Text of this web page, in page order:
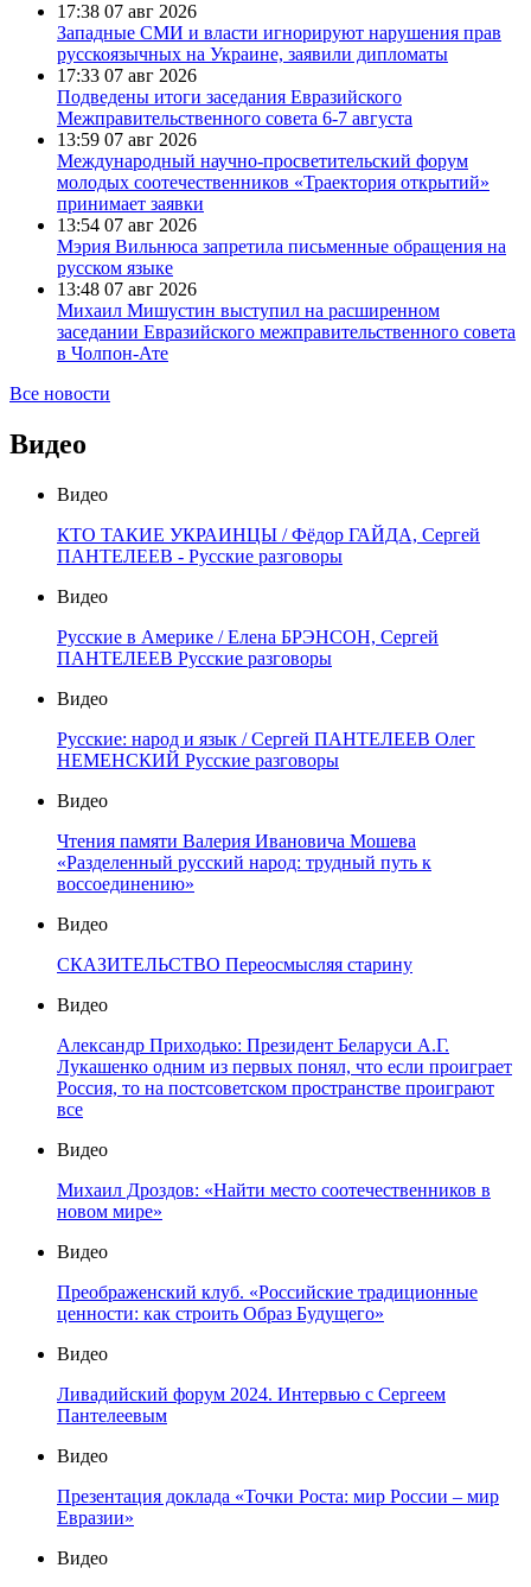
17:38 07 авг 2026
Западные СМИ и власти игнорируют нарушения прав
русскоязычных на Украине, заявили дипломаты
17:33 07 авг 2026
Подведены итоги заседания Евразийского
Межправительственного совета 6-7 августа
13:59 07 авг 2026
Международный научно-просветительский форум
молодых соотечественников «Траектория открытий»
принимает заявки
13:54 07 авг 2026
Мэрия Вильнюса запретила письменные обращения на
русском языке
13:48 07 авг 2026
Михаил Мишустин выступил на расширенном
заседании Евразийского межправительственного совета
в Чолпон-Ате
Все новости
Видео
Видео
КТО ТАКИЕ УКРАИНЦЫ / Фёдор ГАЙДА, Сергей
ПАНТЕЛЕЕВ - Русские разговоры
Видео
Русские в Америке / Елена БРЭНСОН, Сергей
ПАНТЕЛЕЕВ Русские разговоры
Видео
Русские: народ и язык / Сергей ПАНТЕЛЕЕВ Олег
НЕМЕНСКИЙ Русские разговоры
Видео
Чтения памяти Валерия Ивановича Мошева
«Разделенный русский народ: трудный путь к
воссоединению»
Видео
СКАЗИТЕЛЬСТВО Переосмысляя старину
Видео
Александр Приходько: Президент Беларуси А.Г.
Лукашенко одним из первых понял, что если проиграет
Россия, то на постсоветском пространстве проиграют
все
Видео
Михаил Дроздов: «Найти место соотечественников в
новом мире»
Видео
Преображенский клуб. «Российские традиционные
ценности: как строить Образ Будущего»
Видео
Ливадийский форум 2024. Интервью с Сергеем
Пантелеевым
Видео
Презентация доклада «Точки Роста: мир России – мир
Евразии»
Видео